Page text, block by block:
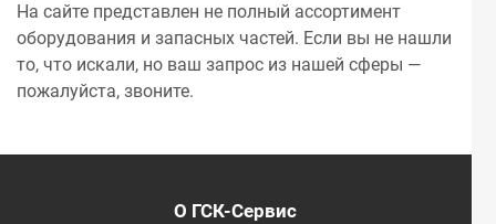
На сайте представлен не полный ассортимент
оборудования и запасных частей. Если вы не нашли
то, что искали, но ваш запрос из нашей сферы —
пожалуйста, звоните.
О ГСК-Сервис